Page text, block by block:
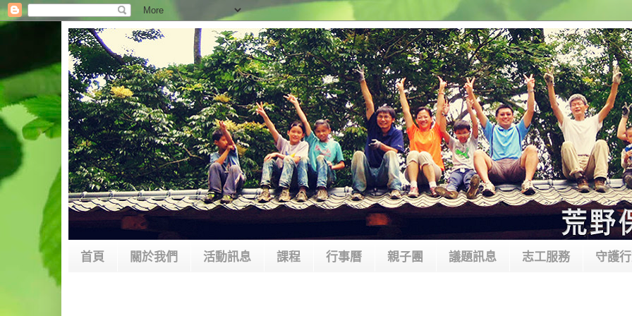
首頁 關於我們 活動訊息 課程 行事曆 親子團 議題訊息 志工服務 守護